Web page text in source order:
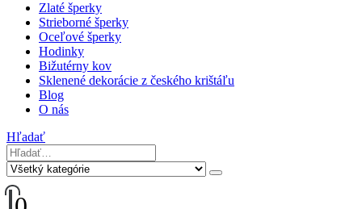
Zlaté šperky
Strieborné šperky
Oceľové šperky
Hodinky
Bižutérny kov
Sklenené dekorácie z českého krištáľu
Blog
O nás
Hľadať